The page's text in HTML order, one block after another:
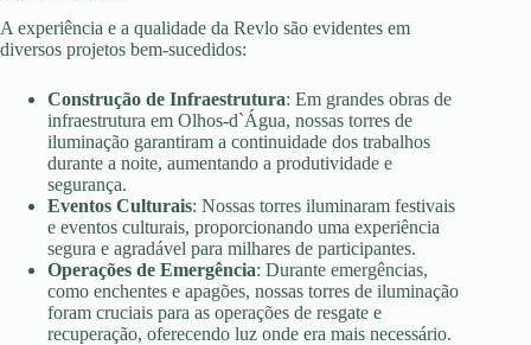
A experiência e a qualidade da Revlo são evidentes em
diversos projetos bem-sucedidos:
Construção de Infraestrutura: Em grandes obras de
infraestrutura em Olhos-d`Água, nossas torres de
iluminação garantiram a continuidade dos trabalhos
durante a noite, aumentando a produtividade e
segurança.
Eventos Culturais: Nossas torres iluminaram festivais
e eventos culturais, proporcionando uma experiência
segura e agradável para milhares de participantes.
Operações de Emergência: Durante emergências,
como enchentes e apagões, nossas torres de iluminação
foram cruciais para as operações de resgate e
recuperação, oferecendo luz onde era mais necessário.